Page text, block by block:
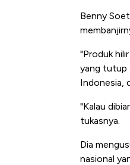
Benny
"Produk
yang tutup
Indonesia,
"Kalau
tukasnya.
Dia
nasional